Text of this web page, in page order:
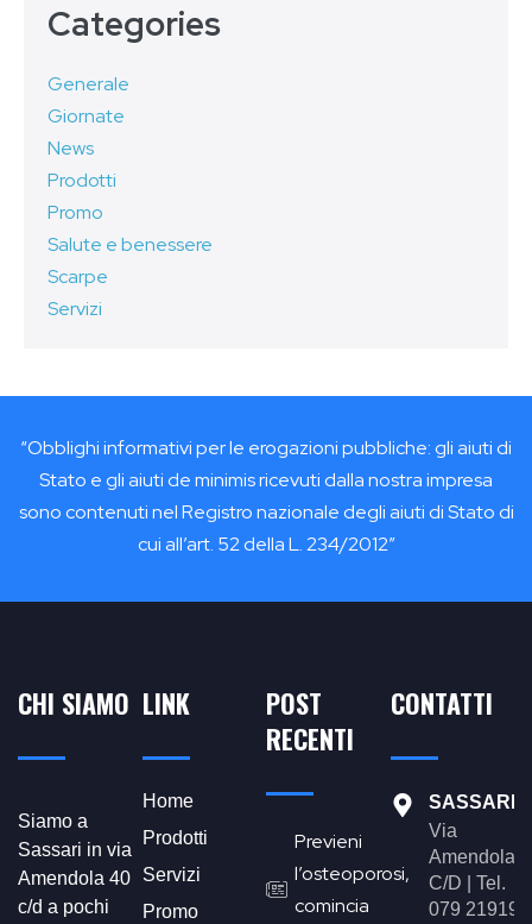
Categories
Generale
Giornate
News
Prodotti
Promo
Salute e benessere
Scarpe
Servizi
“Obblighi informativi per le erogazioni pubbliche: gli aiuti di
Stato e gli aiuti de minimis ricevuti dalla nostra impresa
sono contenuti nel Registro nazionale degli aiuti di Stato di
cui all’art. 52 della L. 234/2012”
CHI SIAMO
Siamo a
Sassari in via
Amendola 40
c/d a pochi
LINK
Home
Prodotti
Servizi
Promo
POST
RECENTI
Previeni
l’osteoporosi,
comincia
CONTATTI
SASSARI
Via
C/D | Tel.
079 219191